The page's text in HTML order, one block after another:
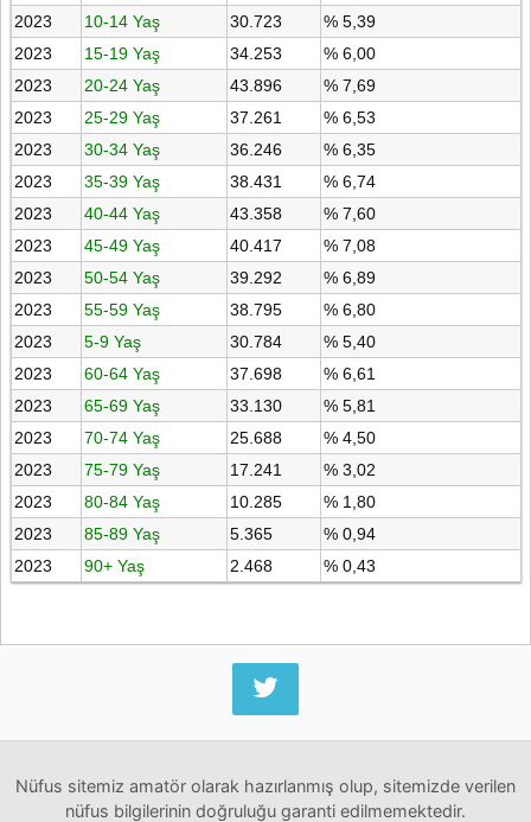
2023
10-14 Yaş 30.723
% 5,39
2023
15-19 Yaş 34.253
% 6,00
2023
20-24 Yaş 43.896
% 7,69
2023
25-29 Yaş 37.261
% 6,53
2023
30-34 Yaş 36.246
% 6,35
2023
35-39 Yaş 38.431
% 6,74
2023
40-44 Yaş 43.358
% 7,60
2023
45-49 Yaş 40.417
% 7,08
2023
50-54 Yaş 39.292
% 6,89
2023
55-59 Yaş 38.795
% 6,80
2023
5-9 Yaş 30.784
% 5,40
2023
60-64 Yaş 37.698
% 6,61
2023
65-69 Yaş 33.130
% 5,81
2023
70-74 Yaş 25.688
% 4,50
2023
75-79 Yaş 17.241
% 3,02
2023
80-84 Yaş 10.285
% 1,80
2023
85-89 Yaş 5.365
% 0,94
2023
90+ Yaş 2.468 % 0,43
Nüfus sitemiz amatör olarak hazırlanmış olup, sitemizde verilen
nüfus bilgilerinin doğruluğu garanti edilmemektedir.